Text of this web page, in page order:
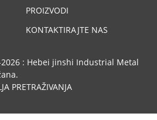
PROIZVODI
KONTAKTIRAJTE NAS
: Hebei jinshi Industrial Metal
PRETRAŽIVANJA